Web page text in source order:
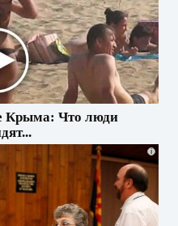
Крыма: Что люди
i